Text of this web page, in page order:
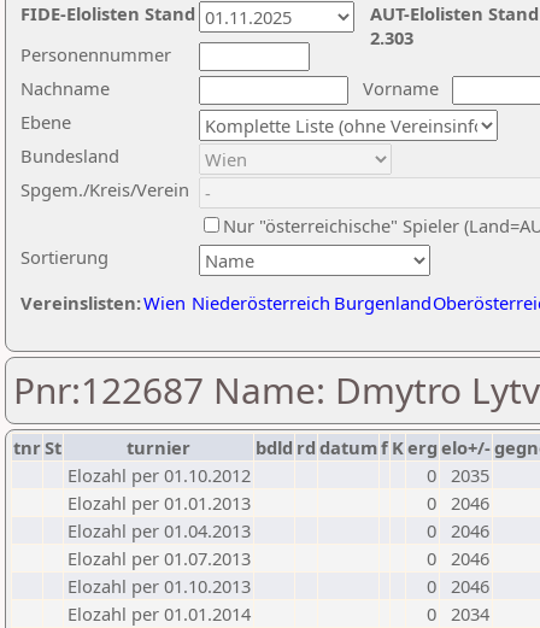
Nachname
Vorname
Ebene
Sortierung
Personennummer
Bundesland
Spgem./Kreis/Verein
Nur "österreichische" Spieler
Vereinslisten:Wien Niederösterreich Burgenland
AUT-Elolisten
2.303
FIDE-Elolisten Stand
Pnr:122687 Name: Dmytro
tnrSt turnier bdld rd datumf Kerg elo+/-
Elozahl per 01.10.2012
0 2035
Elozahl per 01.01.2013
0 2046
Elozahl per 01.04.2013
0 2046
Elozahl per 01.07.2013
0 2046
Elozahl per 01.10.2013
0 2046
Elozahl per 01.01.2014
0 2034